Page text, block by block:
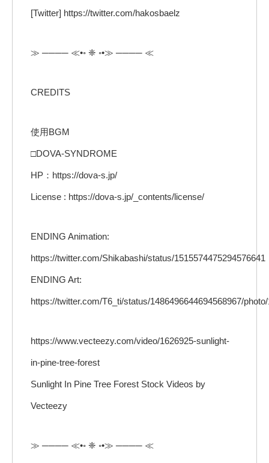
[Twitter] https://twitter.com/hakosbaelz
≫ ──── ≪•◦ ❈ ◦•≫ ──── ≪
CREDITS
使用BGM
□DOVA-SYNDROME
HP：https://dova-s.jp/
License : https://dova-s.jp/_contents/license/
ENDING Animation:
https://twitter.com/Shikabashi/status/1515574475294576641
ENDING Art:
https://twitter.com/T6_ti/status/1486496644694568967/
https://www.vecteezy.com/video/1626925-sunlight-
in-pine-tree-forest
Sunlight In Pine Tree Forest Stock Videos by
Vecteezy
≫ ──── ≪•◦ ❈ ◦•≫ ──── ≪